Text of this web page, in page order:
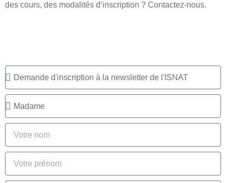
des cours, des modalités d’inscription ? Contactez-nous.